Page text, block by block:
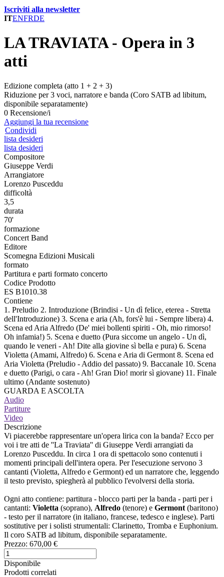
Iscriviti alla newsletter
ITENFRDE
LA TRAVIATA - Opera in 3
atti
Edizione completa (atto 1 + 2 + 3)
Riduzione per 3 voci, narratore e banda (Coro SATB ad libitum,
disponibile separatamente)
0 Recensione/i
Aggiungi la tua recensione
Condividi
lista desideri
lista desideri
Compositore
Giuseppe Verdi
Arrangiatore
Lorenzo Pusceddu
difficoltà
3,5
durata
70'
formazione
Concert Band
Editore
Scomegna Edizioni Musicali
formato
Partitura e parti formato concerto
Codice Prodotto
ES B1010.38
Contiene
1. Preludio 2. Introduzione (Brindisi - Un dì felice, eterea - Stretta
dell'Introduzione) 3. Scena e aria (Ah, fors'è lui - Sempre libera) 4.
Scena ed Aria Alfredo (De' miei bollenti spiriti - Oh, mio rimorso!
Oh infamia!) 5. Scena e duetto (Pura siccome un angelo - Un dì,
quando le veneri - Ah! Dite alla giovine sì bella e pura) 6. Scena
Violetta (Amami, Alfredo) 6. Scena e Aria di Germont 8. Scena ed
Aria Violetta (Preludio - Addio del passato) 9. Baccanale 10. Scena
e duetto (Parigi, o cara - Ah! Gran Dio! morir sì giovane) 11. Finale
ultimo (Andante sostenuto)
GUARDA E ASCOLTA
Audio
Partiture
Video
Descrizione
Vi piacerebbe rappresentare un'opera lirica con la banda? Ecco per
voi i tre atti de ''La Traviata'' di Giuseppe Verdi arrangiati da
Lorenzo Pusceddu. In circa 1 ora di spettacolo sono contenuti i
momenti principali dell'intera opera. Per l'esecuzione servono 3
cantanti (Violetta, Alfredo e Germont) ed un narratore che, leggendo
il testo previsto, spiegherà al pubblico l'evolversi della storia.
Ogni atto contiene: partitura - blocco parti per la banda - parti per i
cantanti: Violetta (soprano), Alfredo (tenore) e Germont (baritono)
- testo per il narratore (in italiano, francese, tedesco e inglese). Parti
sostitutive per i solisti strumentali: Clarinetto, Tromba e Euphonium.
Il coro SATB ad libitum, disponibile separatamente.
Prezzo: 670,00 €
Disponibile
Prodotti correlati